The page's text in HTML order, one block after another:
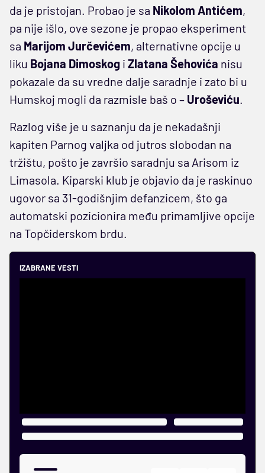
da je pristojan. Probao je sa Nikolom Antićem,
pa nije išlo, ove sezone je propao eksperiment
sa Marijom Jurčevićem, alternativne opcije u
liku Bojana Dimoskog i Zlatana Šehovića nisu
pokazale da su vredne dalje saradnje i zato bi u
Humskoj mogli da razmisle baš o – Uroševiću.
Razlog više je u saznanju da je nekadašnji
kapiten Parnog valjka od jutros slobodan na
tržištu, pošto je završio saradnju sa Arisom iz
Limasola. Kiparski klub je objavio da je raskinuo
ugovor sa 31-godišnjim defanzicem, što ga
automatski pozicionira među primamljive opcije
na Topčiderskom brdu.
IZABRANE VESTI